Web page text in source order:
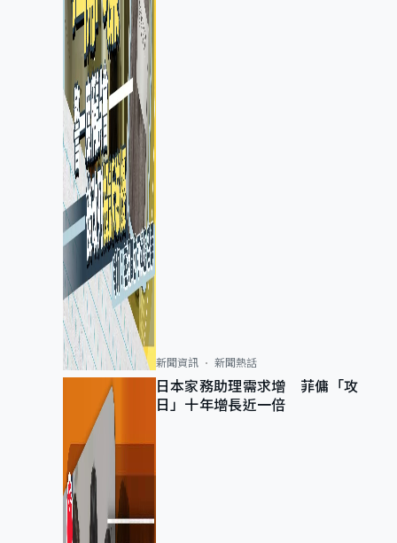
新聞資訊 新聞熱話
日本家務助理需求增 菲傭「攻
日」十年增長近一倍